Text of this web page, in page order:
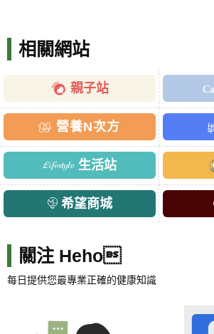
相關網站
親子站
營養N次方
生活站
希望商城
關注 Heho
每日提供您最專業正確的健康知識